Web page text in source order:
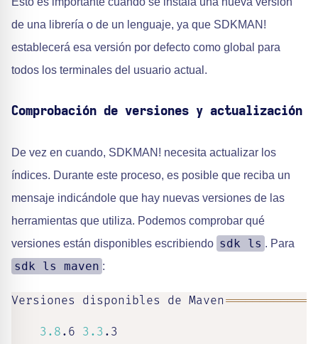
de una librería o de un lenguaje, ya que SDKMAN!
establecerá esa versión por defecto como global para
todos los terminales del usuario actual.
Comprobación de versiones y actualización
De vez en cuando, SDKMAN! necesita actualizar los
índices. Durante este proceso, es posible que reciba un
mensaje indicándole que hay nuevas versiones de las
herramientas que utiliza. Podemos comprobar qué
versiones están disponibles escribiendo sdk ls . Para
sdk ls maven :
Versiones disponibles de Maven ============
3.8 .6 3.3 .3